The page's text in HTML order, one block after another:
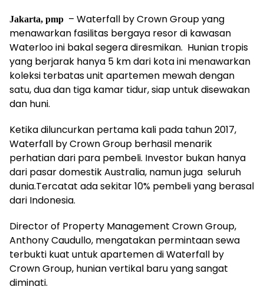
Jakarta, pmp – Waterfall by Crown Group yang
menawarkan fasilitas bergaya resor di kawasan
Waterloo ini bakal segera diresmikan. Hunian tropis
yang berjarak hanya 5 km dari kota ini menawarkan
koleksi terbatas unit apartemen mewah dengan
satu, dua dan tiga kamar tidur, siap untuk disewakan
dan huni.
Ketika diluncurkan pertama kali pada tahun 2017,
Waterfall by Crown Group berhasil menarik
perhatian dari para pembeli. Investor bukan hanya
dari pasar domestik Australia, namun juga seluruh
dunia.Tercatat ada sekitar 10% pembeli yang berasal
dari Indonesia.
Director of Property Management Crown Group,
Anthony Caudullo, mengatakan permintaan sewa
terbukti kuat untuk apartemen di Waterfall by
Crown Group, hunian vertikal baru yang sangat
diminati.